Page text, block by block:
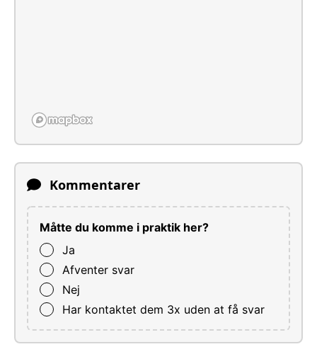
Kommentarer
Måtte du komme i praktik her?
Ja
Afventer svar
Nej
Har kontaktet dem 3x uden at få svar